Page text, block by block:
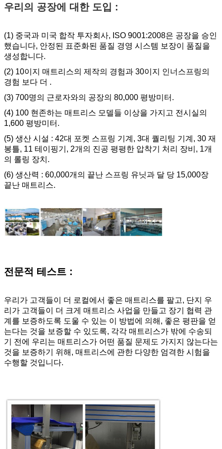
우리의 공장에 대한 도입 :
(1) 중국과 미국 합작 투자회사, ISO 9001:2008은 공장을 승인
했습니다, 안정된 표준화된 품질 경영 시스템 보장이 품질을
생성합니다.
(2) 10이지 매트리스의 제작의 경험과 30이지 인너스프링의
경험 보다 더 .
(3) 700명의 근로자와의 공장의 80,000 평방미터.
(4) 100 현존하는 매트리스 모델들 이상을 가지고 전시실의
1,600 평방미터.
(5) 생산 시설 : 42대 포켓 스프링 기계, 3대 퀄리팅 기계, 30 재
봉틀, 11 테이핑기, 2개의 진공 평평한 압착기 처리 장비, 1개
의 롤링 장치.
(6) 생산력 : 60,000개의 끝난 스프링 유닛과 달 당 15,000장
끝난 매트리스.
전문적 테스트 :
우리가 고객들이 더 로컬에서 좋은 매트리스를 팔고, 단지 우
리가 고객들이 더 크게 매트리스 사업을 만들고 장기 협력 관
계를 보증하도록 도울 수 있는 이 방법에 의해, 좋은 평판을 얻
는다는 것을 보증할 수 있도록, 각각 매트리스가 밖에 수송되
기 전에 우리는 매트리스가 어떤 품질 문제도 가지지 않는다는
것을 보증하기 위해, 매트리스에 관한 다양한 엄격한 시험을
수행할 것입니다.